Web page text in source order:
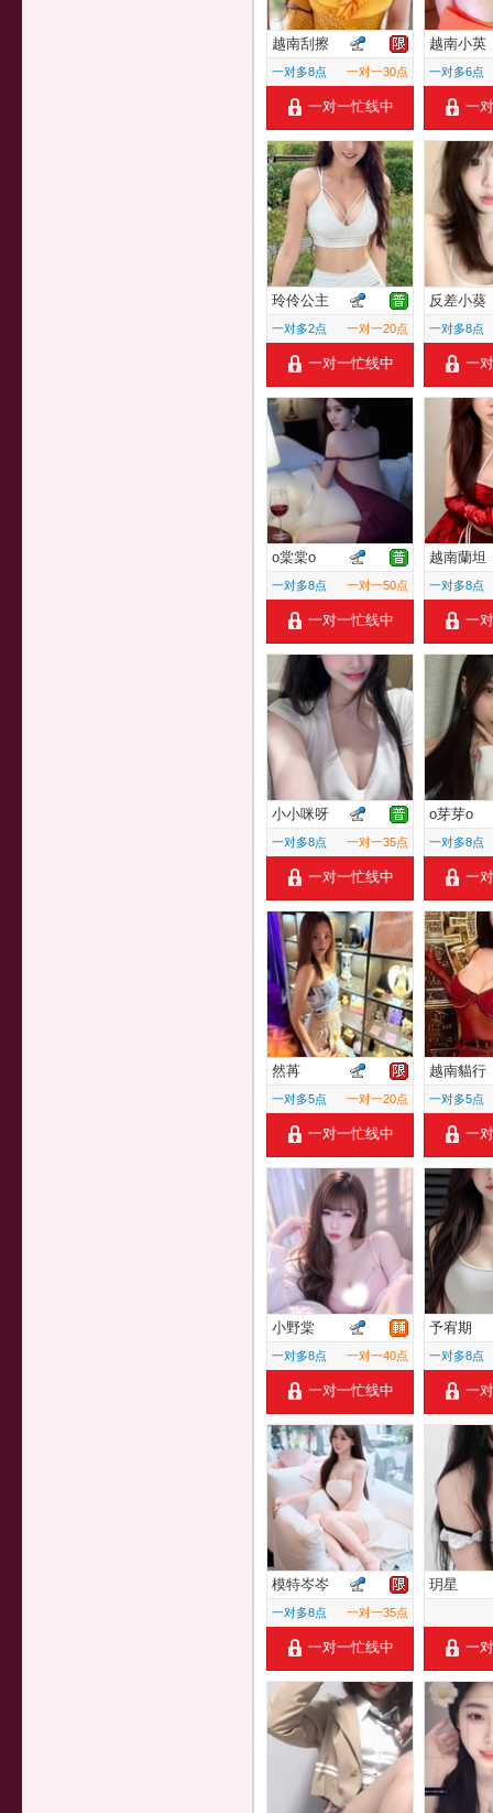
越南刮擦
一对多8点 一对一30点
一对一忙线中
越南小英
一对多6点
一
玲伶公主
一对多2点 一对一20点
一对一忙线中
反差小葵
一对多8点
一
o棠棠o
一对多8点 一对一50点
一对一忙线中
越南蘭坦
一对多8点
一
小小咪呀
一对多8点 一对一35点
一对一忙线中
o芽芽o
一对多8点
一
然苒
一对多5点 一对一20点
一对一忙线中
越南貓行
一对多5点
一
小野棠
一对多8点 一对一40点
一对一忙线中
予宥期
一对多8点
一
模特岑岑
一对多8点 一对一35点
一对一忙线中
玥星
一